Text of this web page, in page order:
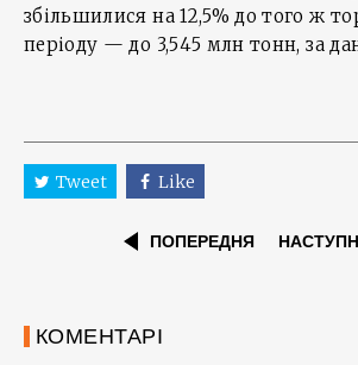
збільшилися на 12,5% до того ж
періоду — до 3,545 млн тонн, за
Tweet Like
ПОПЕРЕДНЯ
КОМЕНТАРІ